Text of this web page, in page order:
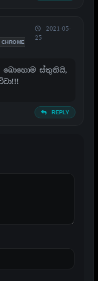
CHROME
2021-05-
25
බොහොම ස්තුතියි,
REPLY